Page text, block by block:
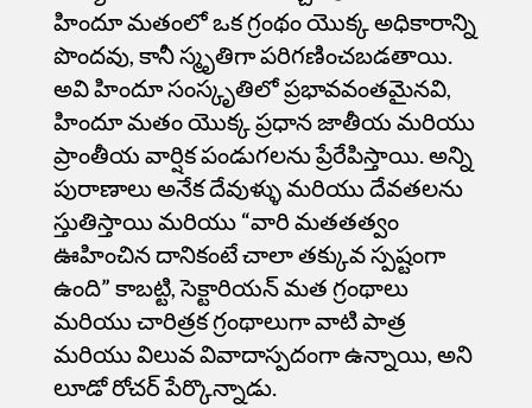
హిందూ మతంలో ఒక గ్రంథం యొక్క అధికారాన్ని
పొందవు, కానీ స్మృతిగా పరిగణించబడతాయి.
అవి హిందూ సంస్కృతిలో ప్రభావవంతమైనవి,
హిందూ మతం యొక్క ప్రధాన జాతీయ మరియు
ప్రాంతీయ వార్షిక పండుగలను ప్రేరేపిస్తాయి. అన్ని
పురాణాలు అనేక దేవుళ్ళు మరియు దేవతలను
స్తుతిస్తాయి మరియు “వారి మతతత్వం
ఊహించిన దానికంటే చాలా తక్కువ స్పష్టంగా
ఉంది” కాబట్టి, సెక్టారియన్ మత గ్రంథాలు
మరియు చారిత్రక గ్రంథాలుగా వాటి పాత్ర
మరియు విలువ వివాదాస్పదంగా ఉన్నాయి, అని
లూడో రోచర్ పేర్కొన్నాడు.